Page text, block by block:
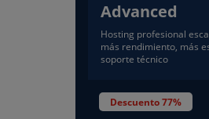
Advanced
Hosting profesional
más rendimiento, más
soporte técnico
Descuento 77%